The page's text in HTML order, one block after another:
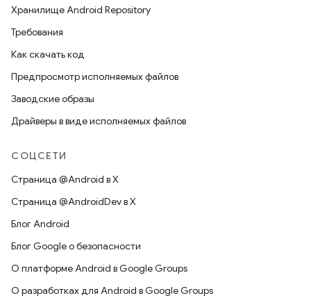
Хранилище Android Repository
Требования
Как скачать код
Предпросмотр исполняемых файлов
Заводские образы
Драйверы в виде исполняемых файлов
СОЦСЕТИ
Страница @Android в X
Страница @AndroidDev в X
Блог Android
Блог Google о безопасности
О платформе Android в Google Groups
О разработках для Android в Google Groups